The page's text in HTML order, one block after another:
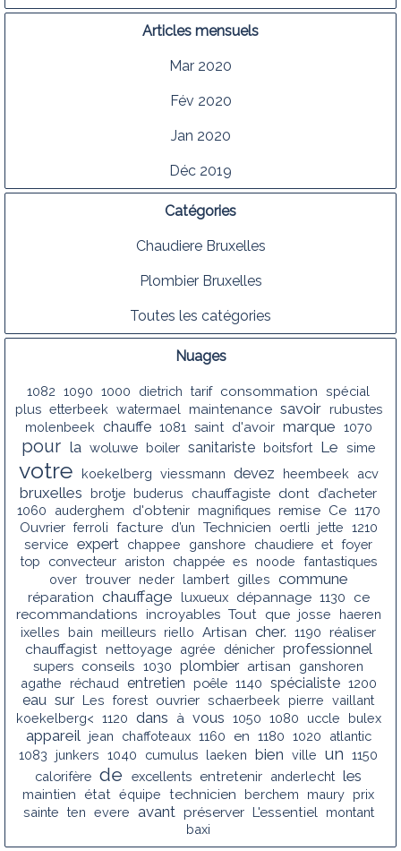
Articles mensuels
Mar 2020
Fév 2020
Jan 2020
Déc 2019
Catégories
Chaudiere Bruxelles
Plombier Bruxelles
Toutes les catégories
Nuages
1082 1090 1000 dietrich tarif consommation spécial
plus etterbeek watermael maintenance savoir
rubustes
molenbeek chauffe 1081 saint d'avoir marque 1070
pour la woluwe boiler sanitariste boitsfort Le sime
votre koekelberg viessmann devez heembeek acv
bruxelles brotje buderus chauffagiste dont d’acheter
1060 auderghem d'obtenir magnifiques remise Ce 1170
Ouvrier ferroli facture d’un Technicien oertli jette 1210
service expert chappee ganshore chaudiere et foyer
top
convecteur ariston chappée es noode fantastiques
over trouver neder lambert gilles commune
réparation chauffage luxueux dépannage 1130 ce
recommandations incroyables Tout que josse
haeren
ixelles
bain meilleurs riello Artisan cher. 1190 réaliser
chauffagist nettoyage agrée dénicher professionnel
supers conseils 1030 plombier artisan
ganshoren
agathe
réchaud entretien poêle 1140 spécialiste 1200
eau sur Les forest ouvrier schaerbeek pierre vaillant
koekelberg< 1120 dans à vous 1050 1080 uccle bulex
appareil jean chaffoteaux 1160 en 1180 1020
atlantic
1083
junkers 1040 cumulus laeken bien ville un 1150
calorifère de excellents entretenir anderlecht les
maintien état équipe technicien berchem maury prix
sainte ten evere avant préserver L'essentiel
montant
baxi